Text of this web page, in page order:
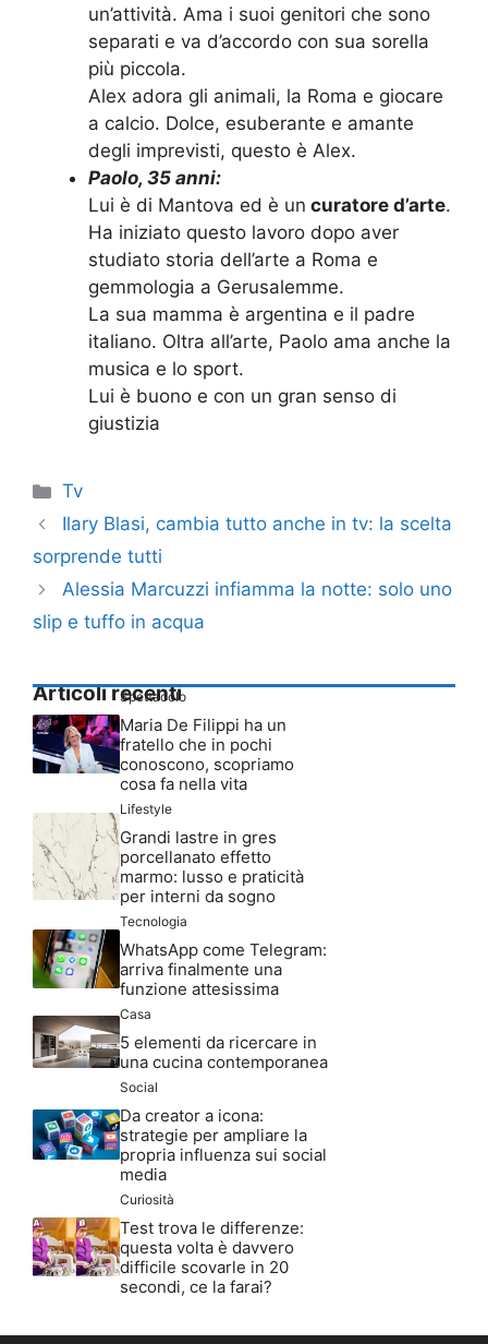
un’attività. Ama i suoi genitori che sono
separati e va d’accordo con sua sorella
più piccola.
Alex adora gli animali, la Roma e giocare
a calcio. Dolce, esuberante e amante
degli imprevisti, questo è Alex.
Paolo, 35 anni:
Lui è di Mantova ed è un curatore d’arte.
Ha iniziato questo lavoro dopo aver
studiato storia dell’arte a Roma e
gemmologia a Gerusalemme.
La sua mamma è argentina e il padre
italiano. Oltra all’arte, Paolo ama anche la
musica e lo sport.
Lui è buono e con un gran senso di
giustizia
Categorie
Tv
Ilary Blasi, cambia tutto anche in tv: la scelta
sorprende tutti
Alessia Marcuzzi infiamma la notte: solo uno
slip e tuffo in acqua
Articoli recenti
Spettacolo
Maria De Filippi ha un
fratello che in pochi
conoscono, scopriamo
cosa fa nella vita
Lifestyle
Grandi lastre in gres
porcellanato effetto
marmo: lusso e praticità
per interni da sogno
Tecnologia
WhatsApp come Telegram:
arriva finalmente una
funzione attesissima
Casa
5 elementi da ricercare in
una cucina contemporanea
Social
Da creator a icona:
strategie per ampliare la
propria influenza sui social
media
Curiosità
Test trova le differenze:
questa volta è davvero
difficile scovarle in 20
secondi, ce la farai?